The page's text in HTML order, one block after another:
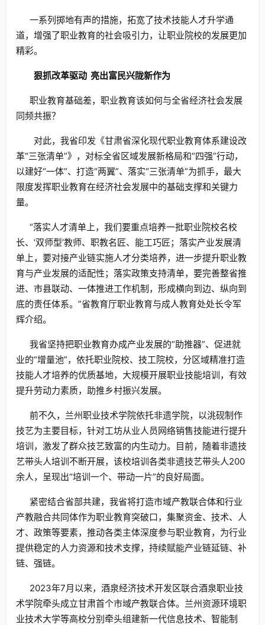
一系列掷地有声的措施，拓宽了技术技能人才升学通
道，增强了职业教育的社会吸引力，让职业院校的发展更加
精彩。
狠抓改革驱动亮出富民兴陇新作为
职业教育基础差，职业教育该如何与全省经济社会发展
同频共振？
对此，我省印发《甘肃省深化现代职业教育体系建设改
革“三张清单”》，对标全省区域发展新格局和“四强”行动，
以建好“一体”、打造“两翼”、落实“三张清单”为抓手，最大
限度发挥职业教育在经济社会发展中的基础支撑和关键力
量。
“落实人才清单上，我们要重点培养一批职业院校名校
长、‘双师型’教师、职教名匠、能工巧匠；落实产业发展清
单上，要对接产业链实施人才分类培养，进一步提升职业教
育与产业发展的适配性；落实政策支持清单，要完善整省推
进、市县联动、一体推进工作机制，形成横向到边、纵向到
底的责任体系。”省教育厅职业教育与成人教育处处长令军
辉介绍。
我省坚持把职业教育办成产业发展的“助推器”、促进就
业的“增量池”，依托职业院校、技工院校，分区域精准打造
技能人才培养的优质基地，大规模开展职业技能培训，有效
提升劳动力素质，助推乡村振兴发展。
前不久，兰州职业技术学院依托非遗学院，以洮砚制作
技艺为主要目标，针对工坊从业人员网络销售技能进行提升
培训，激发了群众技艺致富的内生动力。目前，随着非遗技
艺带头人培训不断开展，该校培训各类非遗技艺带头人200
余人，呈现出“培训一个、带动一片”的良好局面。
紧密结合省部共建，我省将打造市域产教联合体和行业
产教融合共同体作为职业教育突破口，集聚资金、技术、人
才、政策等要素，推动各类主体深度参与职业教育，为行业
提供稳定的人力资源和技术支撑，持续赋能产业链延链、补
链、强链。
2023年7月以来，酒泉经济技术开发区联合酒泉职业技
术学院牵头成立甘肃首个市域产教联合体。兰州资源环境职
业技术大学等高校分别牵头组建新一代信息技术、智能制